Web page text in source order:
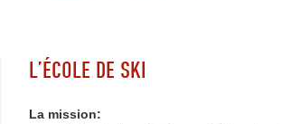
L’ÉCOLE DE SKI
La mission: